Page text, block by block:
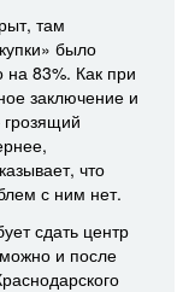
там
было
на 83%. Как при
заключение и
что
с ним нет.
сдать центр
и после